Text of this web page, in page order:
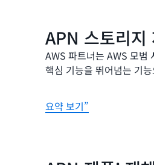
APN 스토리지
AWS 파트너는 AWS 모범
핵심 기능을 뛰어넘는 기
요약 보기”